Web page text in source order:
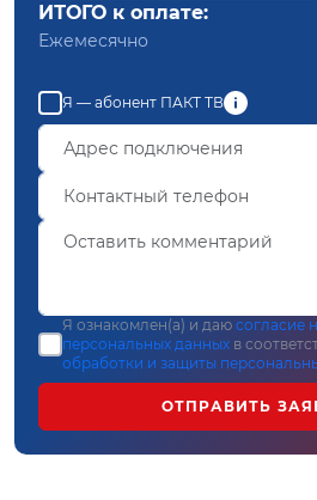
ИТОГО к оплате:
Ежемесячно
Я — абонент ПАКТ ТВ
Я ознакомлен(а) и даю согласие
персональных данных в
обработки и защиты
ОТПРАВИТЬ